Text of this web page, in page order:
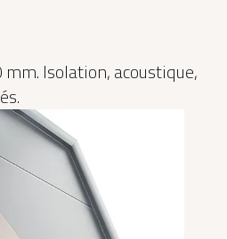
Isolation, acoustique,